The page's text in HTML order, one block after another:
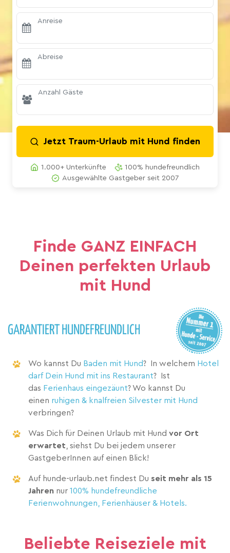
Anreise
Abreise
Anzahl Gäste
Jetzt Traum-Urlaub mit Hund finden
1.000+ Unterkünfte
100% hundefreundlich
Ausgewählte Gastgeber seit 2007
Finde GANZ EINFACH
Deinen perfekten Urlaub
mit Hund
GARANTIERT HUNDEFREUNDLICH
Wo kannst Du Baden mit Hund? In welchem Hotel
darf Dein Hund mit ins Restaurant? Ist
das Ferienhaus eingezäunt? Wo kannst Du
einen ruhigen & knalfreien Silvester mit Hund
verbringen?
Was Dich für Deinen Urlaub mit Hund vor Ort
erwartet, siehst Du bei jedem unserer
GastgeberInnen auf einen Blick!
Auf hunde-urlaub.net findest Du seit mehr als 15
Jahren nur 100% hundefreundliche
Ferienwohnungen, Ferienhäuser & Hotels.
Beliebte Reiseziele mit